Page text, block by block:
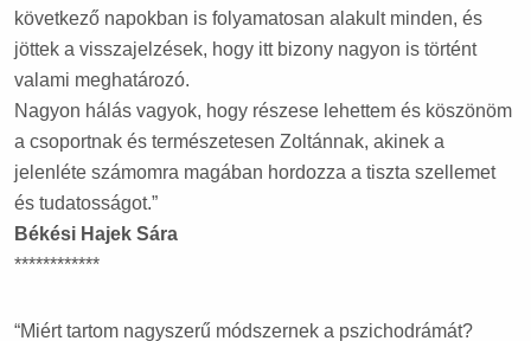
következő napokban is folyamatosan alakult minden, és
jöttek a visszajelzések, hogy itt bizony nagyon is történt
valami meghatározó.
Nagyon hálás vagyok, hogy részese lehettem és köszönöm
a csoportnak és természetesen Zoltánnak, akinek a
jelenléte számomra magában hordozza a tiszta szellemet
és tudatosságot.”
Békési Hajek Sára
************
“Miért tartom nagyszerű módszernek a pszichodrámát?